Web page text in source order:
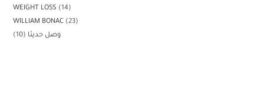
WEIGHT LOSS
14
WILLIAM BONAC
23
وصل حديثا
10